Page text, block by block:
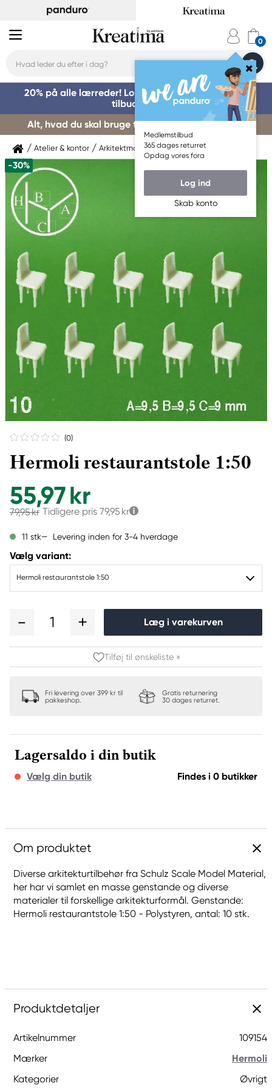
Medlemstilbud
365 dages returret
Opdag vores fora
Log ind
Skab konto
20% på alle lærreder! Log på for at benytte dig af
tilbuddet »
Alt, hvad du skal bruge til kursusstart – køb her »
Atelier & kontor Arkitektmaterialer Modelmateriale
-30%
(0)
Hermoli restaurantstole 1:50
55,97 kr
79,95 kr Tidligere pris 79,95 kr
11 stk Levering inden for 3-4 hverdage
Vælg variant:
Hermoli restaurantstole 1:50
1 Læg i varekurven
Tilføj til ønskeliste »
Fri levering over 399 kr til
pakkeshop.
Gratis returnering
30 dages returret.
Lagersaldo i din butik
Vælg din butik Findes i 0 butikker
Om produktet
Diverse arkitekturtilbehør fra Schulz Scale Model Material,
her har vi samlet en masse genstande og diverse
materialer til forskellige arkitekturformål. Genstande:
Hermoli restaurantstole 1:50 - Polystyren, antal: 10 stk.
Produktdetaljer
Artikelnummer
109154
Mærker
Hermoli
Kategorier
Øvrigt